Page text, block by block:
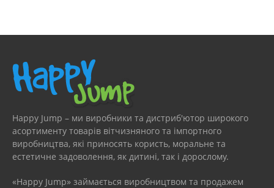
Happy Jump – ми виробники та дистриб'ютор широкого
асортименту товарів вітчизняного та імпортного
виробництва, які приносять користь, моральне та
естетичне задоволення, як дитині, так і дорослому.
«Happy Jump» займається виробництвом та продажем